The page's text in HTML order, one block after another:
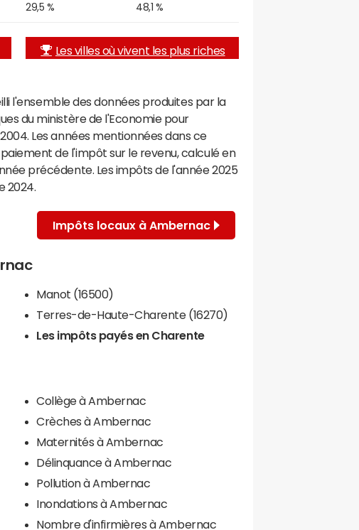
29,5 % 48,1 %
Les villes où vivent les plus riches
l'ensemble des données produites par la
du ministère de l'Economie pour
Les années mentionnées dans ce
de l'impôt sur le revenu, calculé en
précédente. Les impôts de l'année 2025
2024.
Impôts locaux à Ambernac
Manot (16500)
Terres-de-Haute-Charente (16270)
Les impôts payés en Charente
Collège à Ambernac
Crèches à Ambernac
Maternités à Ambernac
Délinquance à Ambernac
Pollution à Ambernac
Inondations à Ambernac
Nombre d'infirmières à Ambernac